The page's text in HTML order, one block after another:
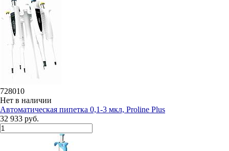
728010
Нет в наличии
Автоматическая пипетка 0,1-3 мкл, Proline Plus
32 933 руб.